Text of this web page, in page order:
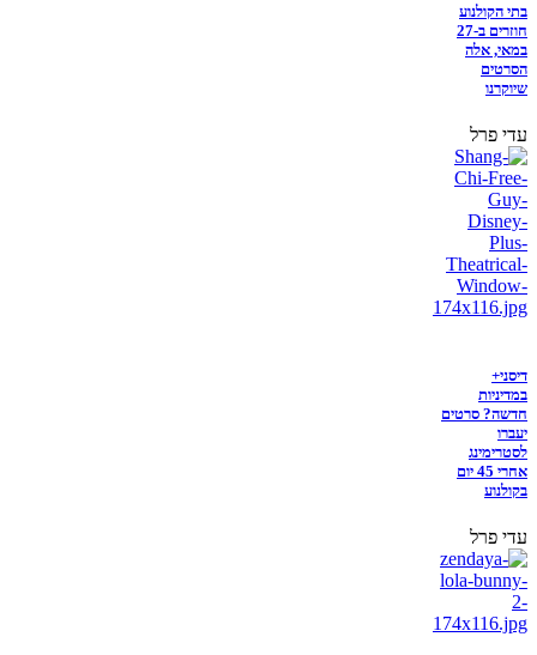
בתי הקולנוע
חוזרים ב-27
במאי, אלה
הסרטים
שיוקרנו
עדי פרל
דיסני+
במדיניות
חדשה? סרטים
יעברו
לסטרימינג
אחרי 45 יום
בקולנוע
עדי פרל